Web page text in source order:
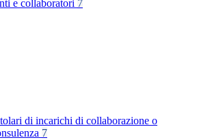
e collaboratori 7
di incarichi di collaborazione o
7